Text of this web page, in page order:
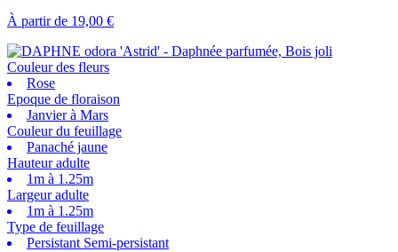
À partir de 19,00 €
Couleur des fleurs
Rose
Epoque de floraison
Janvier à Mars
Couleur du feuillage
Panaché jaune
Hauteur adulte
1m à 1.25m
Largeur adulte
1m à 1.25m
Type de feuillage
Persistant Semi-persistant